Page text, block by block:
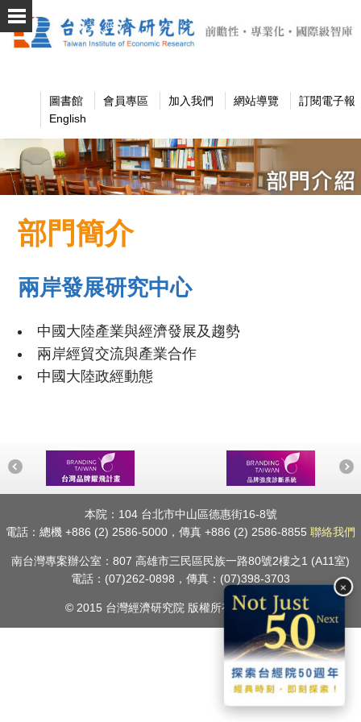
圖書館 會員專區 加入我們 網站導覽
訂閱電子報
English
×
部門簡介
兩岸發展研究中心
中國大陸產業與經濟發展及趨勢
兩岸經貿交流與產業合作
中國大陸政經動態
本院：104 台北市中山區德惠街16-8號
電話：總機 +886 (2) 2586-5000，傳真 +886 (2) 2586-8855 聯絡我們
南台灣專案辦公室：807 高雄市三民區民族一路80號2樓之1 (A11室)
電話：(07)262-0898，傳真：(07)398-3703
© 2015 台灣經濟研究院 版權所有.隱私權聲明